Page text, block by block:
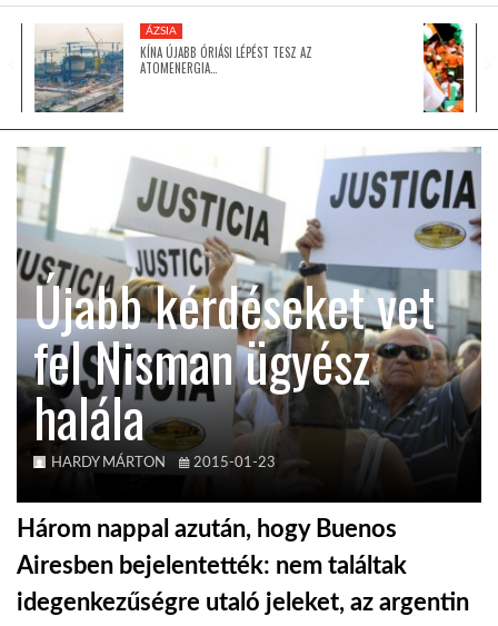
ÁZSIA
LATIN-AMERIKA
KÖZEL-KELET
AUSZTRÁLIA
A VILÁG ITTHON
GLOBOTV BP
ÁZSIA
KÍNA ÚJABB ÓRIÁSI LÉPÉST TESZ AZ
ATOMENERGIA…
Újabb kérdéseket vet
fel Nisman ügyész
halála
HARDY MÁRTON 2015-01-23
Három nappal azután, hogy Buenos
Airesben bejelentették: nem találtak
idegenkezűségre utaló jeleket, az argentin